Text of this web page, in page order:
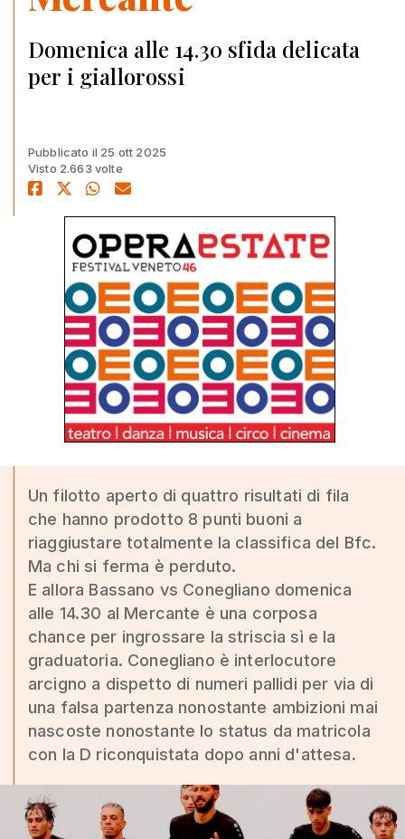
Domenica alle 14.30 sfida delicata
per i giallorossi
Pubblicato il 25 ott 2025
Visto 2.663 volte
Un filotto aperto di quattro risultati di fila
che hanno prodotto 8 punti buoni a
riaggiustare totalmente la classifica del Bfc.
Ma chi si ferma è perduto.
E allora Bassano vs Conegliano domenica
alle 14.30 al Mercante è una corposa
chance per ingrossare la striscia sì e la
graduatoria. Conegliano è interlocutore
arcigno a dispetto di numeri pallidi per via di
una falsa partenza nonostante ambizioni mai
nascoste nonostante lo status da matricola
con la D riconquistata dopo anni d'attesa.